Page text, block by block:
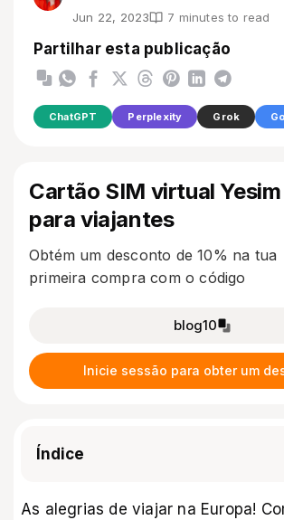
Jun 22, 2023 7 minutes to read
Partilhar esta publicação
ChatGPT Perplexity Grok
Cartão SIM virtual Yesim
para viajantes
Obtém um desconto de 10% na tua
primeira compra com o código
blog10
Inicie sessão para obter um
Índice
As alegrias de viajar na Europa!